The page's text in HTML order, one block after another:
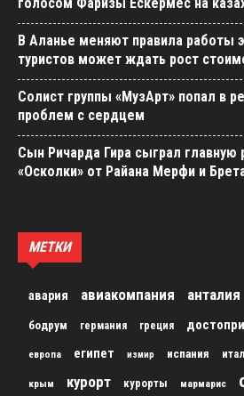
голосом Фаризы Ескермес на
В Аланье меняют правила работы
туристов может ждать рост
Солист группы «МузАрт» попал в
проблем с сердцем
Сын Ричарда Гира сыграл главную
«Осколки» от Райана Мерфи и
МЕТКИ
авария авиакомпания анталия
бодрум германия греция
европа египет измир испания
крым курорт курорты мармарис